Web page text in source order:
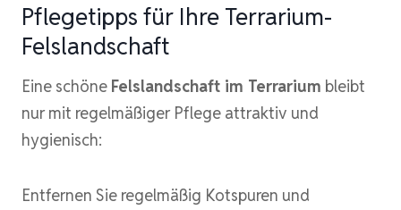
Pflegetipps für Ihre Terrarium-
Felslandschaft
Eine schöne Felslandschaft im Terrarium bleibt
nur mit regelmäßiger Pflege attraktiv und
hygienisch:
Entfernen Sie regelmäßig Kotspuren und